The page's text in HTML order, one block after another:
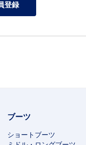
ブーツ
ショートブーツ